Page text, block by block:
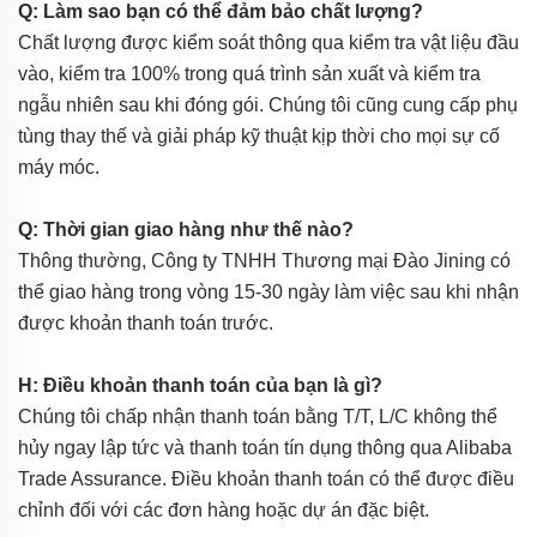
Q: Làm sao bạn có thể đảm bảo chất lượng?
Chất lượng được kiểm soát thông qua kiểm tra vật liệu đầu
vào, kiểm tra 100% trong quá trình sản xuất và kiểm tra
ngẫu nhiên sau khi đóng gói. Chúng tôi cũng cung cấp phụ
tùng thay thế và giải pháp kỹ thuật kịp thời cho mọi sự cố
máy móc.
Q: Thời gian giao hàng như thế nào?
Thông thường, Công ty TNHH Thương mại Đào Jining có
thể giao hàng trong vòng 15-30 ngày làm việc sau khi nhận
được khoản thanh toán trước.
H: Điều khoản thanh toán của bạn là gì?
Chúng tôi chấp nhận thanh toán bằng T/T, L/C không thể
hủy ngay lập tức và thanh toán tín dụng thông qua Alibaba
Trade Assurance. Điều khoản thanh toán có thể được điều
chỉnh đối với các đơn hàng hoặc dự án đặc biệt.